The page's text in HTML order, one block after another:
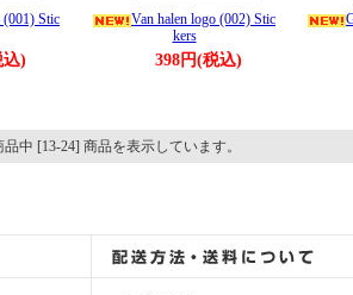
(001) Stic
込)
Van halen logo (002) Stic
kers
398円(税込)
中 [13-24] 商品を表示しています。